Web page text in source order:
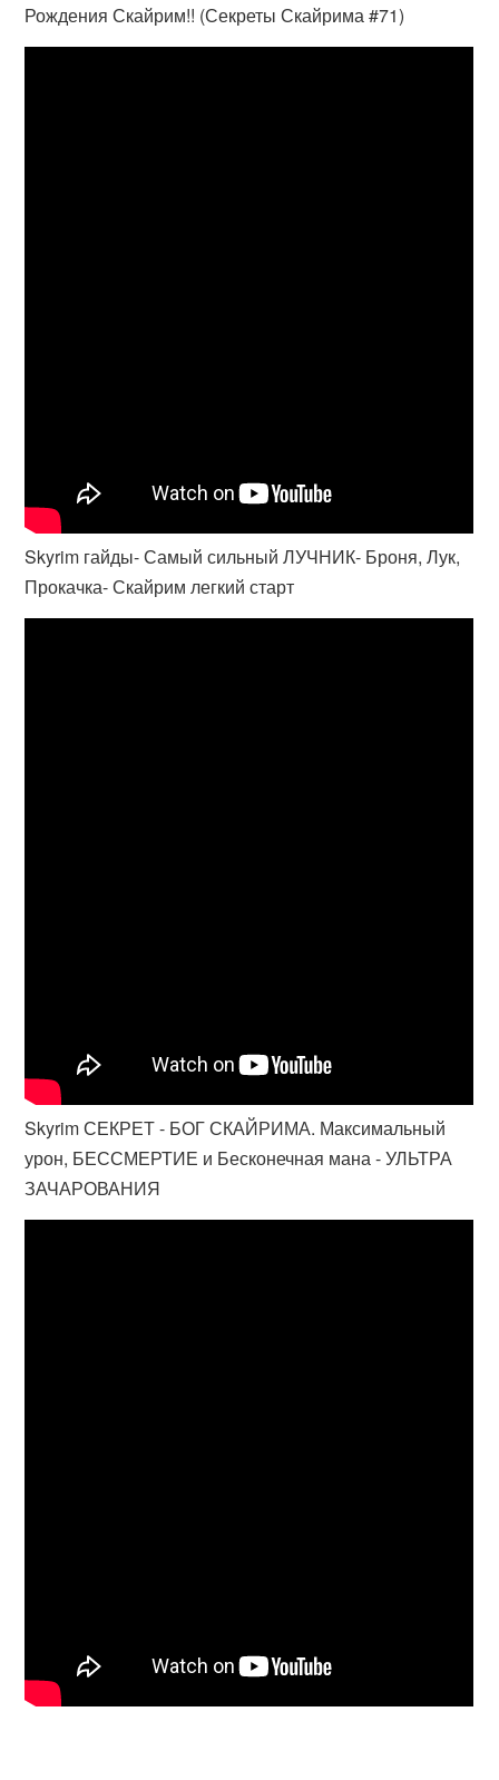
Рождения Скайрим!! (Секреты Скайрима #71)
Skyrim гайды- Самый сильный ЛУЧНИК- Броня, Лук,
Прокачка- Скайрим легкий старт
Skyrim СЕКРЕТ - БОГ СКАЙРИМА. Максимальный
урон, БЕССМЕРТИЕ и Бесконечная мана - УЛЬТРА
ЗАЧАРОВАНИЯ